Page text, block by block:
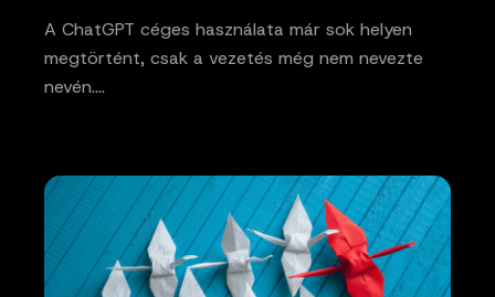
A ChatGPT céges használata már sok helyen
megtörtént, csak a vezetés még nem nevezte
nevén.…